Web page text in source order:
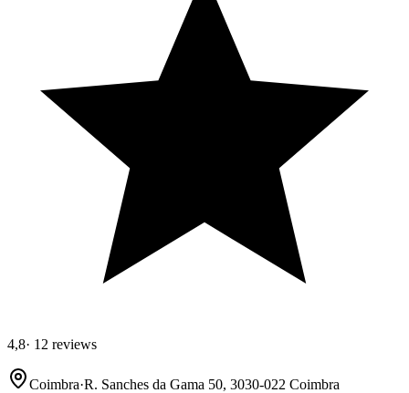
4,8· 12 reviews
Coimbra·R. Sanches da Gama 50, 3030-022 Coimbra